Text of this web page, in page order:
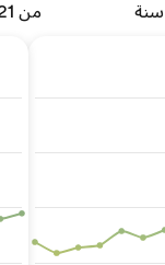
من 21 إلى 25 سنة